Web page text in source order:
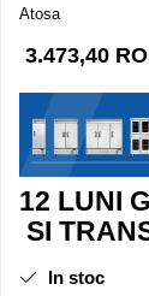
Vitrina Prajituri
Vitrina Rece
Atosa
3.473,40
12 LUNI
SI
In stoc